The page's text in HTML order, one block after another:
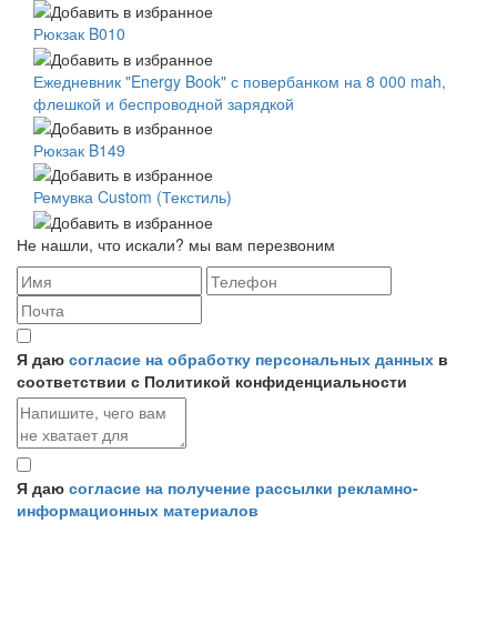
Рюкзак B010
Ежедневник "Energy Book" с повербанком на 8 000 mah,
флешкой и беспроводной зарядкой
Рюкзак B149
Ремувка Custom (Текстиль)
Не нашли, что искали? мы вам перезвоним
Я даю согласие на обработку персональных данных в
соответствии с Политикой конфиденциальности
Я даю согласие на получение рассылки рекламно-
информационных материалов